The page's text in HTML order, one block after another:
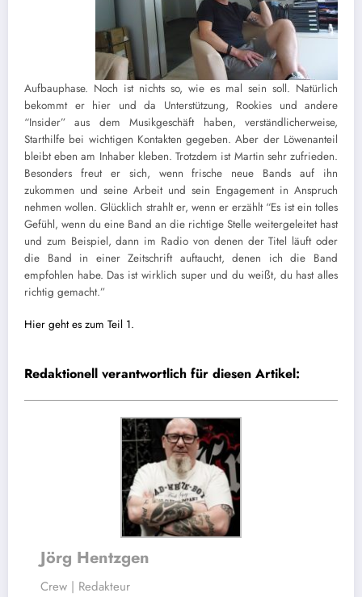
Aufbauphase. Noch ist nichts so, wie es mal sein soll. Natürlich
bekommt er hier und da Unterstützung, Rookies und andere
“Insider” aus dem Musikgeschäft haben, verständlicherweise,
Starthilfe bei wichtigen Kontakten gegeben. Aber der Löwenanteil
bleibt eben am Inhaber kleben. Trotzdem ist Martin sehr zufrieden.
Besonders freut er sich, wenn frische neue Bands auf ihn
zukommen und seine Arbeit und sein Engagement in Anspruch
nehmen wollen. Glücklich strahlt er, wenn er erzählt “Es ist ein tolles
Gefühl, wenn du eine Band an die richtige Stelle weitergeleitet hast
und zum Beispiel, dann im Radio von denen der Titel läuft oder
die Band in einer Zeitschrift auftaucht, denen ich die Band
empfohlen habe. Das ist wirklich super und du weißt, du hast alles
richtig gemacht.”
Hier geht es zum Teil 1.
Redaktionell verantwortlich für diesen Artikel:
Jörg Hentzgen
Crew | Redakteur